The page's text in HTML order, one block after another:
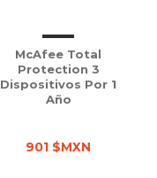
McAfee Total
Protection 3
Dispositivos Por 1
Año
901 $MXN